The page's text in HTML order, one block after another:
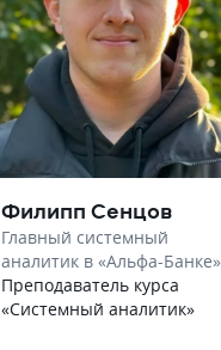
Филипп Сенцов
Главный системный
аналитик в «Альфа-Банке» в
«Нетология»
Преподаватель курса
«Системный аналитик»